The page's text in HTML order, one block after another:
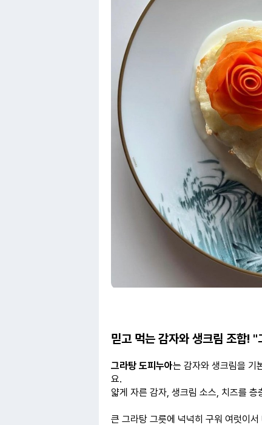
믿고 먹는 감자와 생크림 조합! "
그라탕 도피누아는 감자와 생크림을 기
요.
얇게 자른 감자, 생크림 소스, 치즈를 층
큰 그라탕 그릇에 넉넉히 구워 여럿이